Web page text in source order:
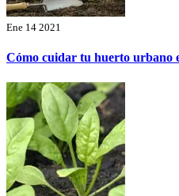
Ene 14 2021
Cómo cuidar tu huerto urbano